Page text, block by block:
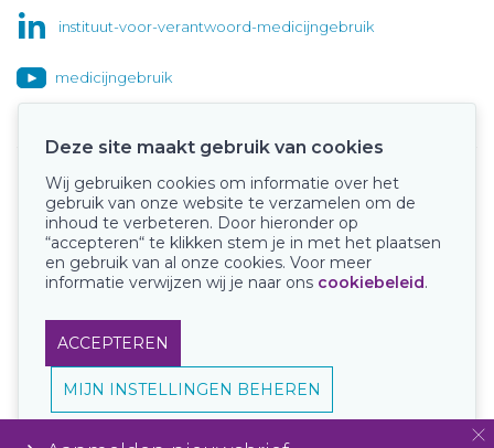
instituut-voor-verantwoord-medicijngebruik
medicijngebruik
Onze keurmerken
Deze site maakt gebruik van cookies
Wij gebruiken cookies om informatie over het
gebruik van onze website te verzamelen om de
inhoud te verbeteren. Door hieronder op
“accepteren“ te klikken stem je in met het plaatsen
en gebruik van al onze cookies. Voor meer
informatie verwijzen wij je naar ons cookiebeleid.
ACCEPTEREN
MIJN INSTELLINGEN BEHEREN